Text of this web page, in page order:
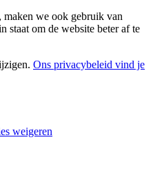
maken we ook gebruik van
staat om de website beter af te
Ons privacybeleid vind je
weigeren